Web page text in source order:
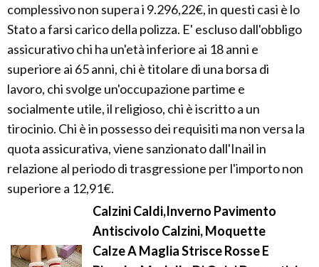
complessivo non supera i 9.296,22€, in questi casi è lo
Stato a farsi carico della polizza. E' escluso dall'obbligo
assicurativo chi ha un'età inferiore ai 18 anni e
superiore ai 65 anni, chi è titolare di una borsa di
lavoro, chi svolge un'occupazione partime e
socialmente utile, il religioso, chi è iscritto a un
tirocinio. Chi è in possesso dei requisiti ma non versa la
quota assicurativa, viene sanzionato dall'Inail in
relazione al periodo di trasgressione per l'importo non
superiore a 12,91€.
Calzini Caldi,Inverno Pavimento
Antiscivolo Calzini, Moquette
Calze A Maglia Strisce Rosse E